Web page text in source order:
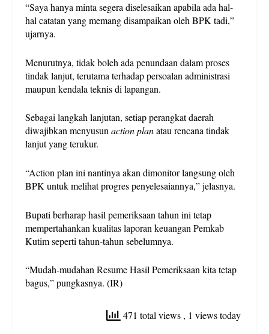
“Saya hanya minta segera diselesaikan apabila ada hal-
hal catatan yang memang disampaikan oleh BPK tadi,”
ujarnya.
Menurutnya, tidak boleh ada penundaan dalam proses
tindak lanjut, terutama terhadap persoalan administrasi
maupun kendala teknis di lapangan.
Sebagai langkah lanjutan, setiap perangkat daerah
diwajibkan menyusunaction planatau rencana tindak
lanjut yang terukur.
“Action plan ini nantinya akan dimonitor langsung oleh
BPK untuk melihat progres penyelesaiannya,” jelasnya.
Bupati berharap hasil pemeriksaan tahun ini tetap
mempertahankan kualitas laporan keuangan Pemkab
Kutim seperti tahun-tahun sebelumnya.
“Mudah-mudahan Resume Hasil Pemeriksaan kita tetap
bagus,” pungkasnya. (IR)
471 total views , 1 views today